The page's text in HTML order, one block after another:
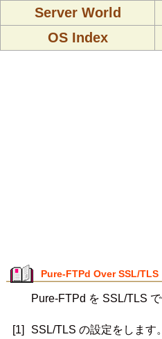
Server World
OS Index
Pure-FTPd Over SSL/TLS
Pure-FTPd を SSL/TLS
[1] SSL/TLS の設定をします。